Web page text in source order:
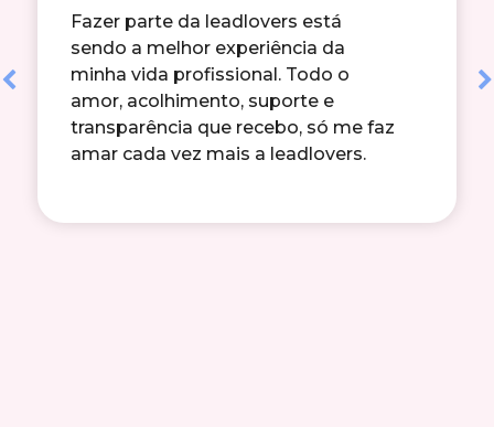
Fazer parte da leadlovers está
sendo a melhor experiência da
minha vida profissional. Todo o
amor, acolhimento, suporte e
transparência que recebo, só me faz
amar cada vez mais a leadlovers.
Previous